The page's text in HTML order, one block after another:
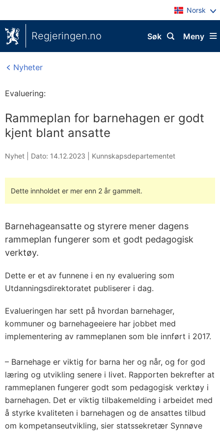
Norsk
Regjeringen.no Meny
Søk
Nyheter
Evaluering:
Rammeplan for barnehagen er godt
kjent blant ansatte
Nyhet | Dato: 14.12.2023 Kunnskapsdepartementet
Dette innholdet er mer enn 2 år gammelt.
Barnehageansatte og styrere mener dagens
rammeplan fungerer som et godt pedagogisk
verktøy.
Dette er et av funnene i en ny evaluering som
Utdanningsdirektoratet publiserer i dag.
Evalueringen har sett på hvordan barnehager,
kommuner og barnehageeiere har jobbet med
implementering av rammeplanen som ble innført i 2017.
– Barnehage er viktig for barna her og når, og for god
læring og utvikling senere i livet. Rapporten bekrefter at
rammeplanen fungerer godt som pedagogisk verktøy i
barnehagen. Det er viktig tilbakemelding i arbeidet med
å styrke kvaliteten i barnehagen og de ansattes tilbud
om kompetanseutvikling, sier statssekretær Synnøve